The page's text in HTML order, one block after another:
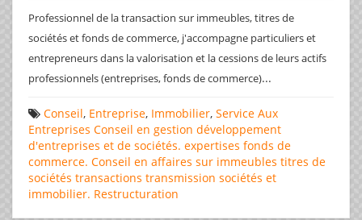
Professionnel de la transaction sur immeubles, titres de
sociétés et fonds de commerce, j'accompagne particuliers et
entrepreneurs dans la valorisation et la cessions de leurs actifs
professionnels (entreprises, fonds de commerce)...
Conseil, Entreprise, Immobilier, Service Aux
Entreprises Conseil en gestion développement
d'entreprises et de sociétés. expertises fonds de
commerce. Conseil en affaires sur immeubles titres de
sociétés transactions transmission sociétés et
immobilier. Restructuration